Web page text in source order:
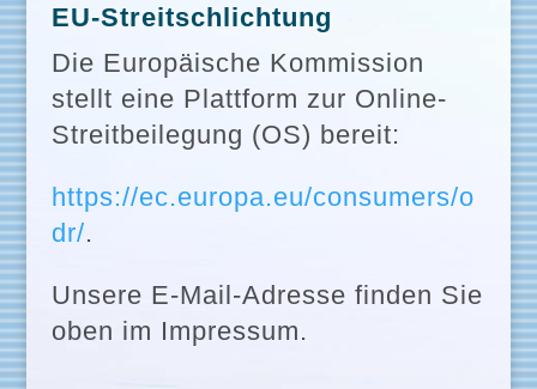
EU-Streitschlichtung
Die Europäische Kommission
stellt eine Plattform zur Online-
Streitbeilegung (OS) bereit:
https://ec.europa.eu/consumers/o
dr/.
Unsere E-Mail-Adresse finden Sie
oben im Impressum.